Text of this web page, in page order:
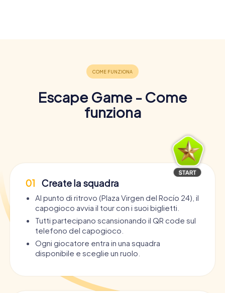
Escape Game - Come
funziona
01 Create la squadra
Al punto di ritrovo (Plaza Virgen del Rocío 24), il
capogioco avvia il tour con i suoi biglietti.
Tutti partecipano scansionando il QR code sul
telefono del capogioco.
Ogni giocatore entra in una squadra
disponibile e sceglie un ruolo.